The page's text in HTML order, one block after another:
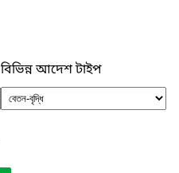
বিভিন্ন আদেশ টাইপ